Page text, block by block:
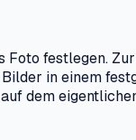
festlegen.
in einem
dem